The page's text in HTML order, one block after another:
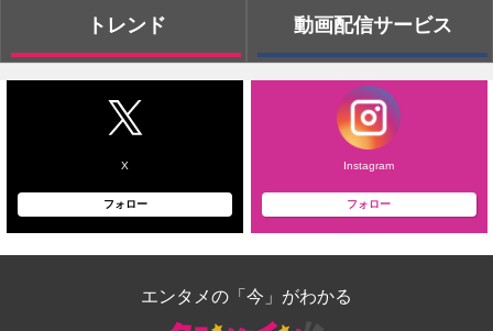
トレンド 動画配信サービス
X
フォロー
Instagram
フォロー
エンタメの「今」がわかる